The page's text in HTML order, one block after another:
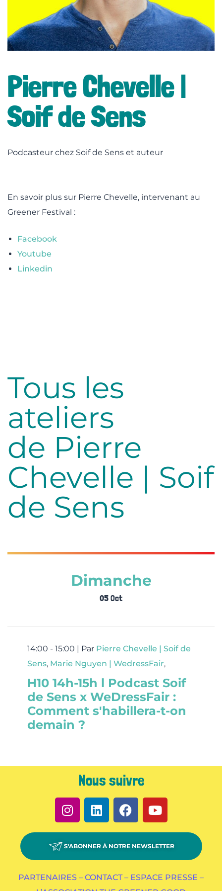
Pierre Chevelle |
Soif de Sens
Podcasteur chez Soif de Sens et auteur
En savoir plus sur Pierre Chevelle, intervenant au
Greener Festival :
Facebook
Youtube
Linkedin
Tous les
ateliers
de Pierre
Chevelle | Soif
de Sens
Dimanche
05 Oct
14:00 - 15:00 | Par Pierre Chevelle | Soif de
Sens, Marie Nguyen | WedressFair,
H10 14h-15h l Podcast Soif
de Sens x WeDressFair :
Comment s'habillera-t-on
demain ?
Nous suivre
S'ABONNER À NOTRE NEWSLETTER
PARTENAIRES – CONTACT – ESPACE PRESSE –